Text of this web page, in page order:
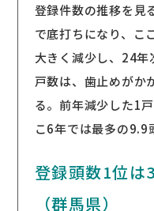
登録件数の推移を
で底打ちになり、こ
大きく減少し、24
戸数は、歯止めがか
る。前年減少した1
こ6年では最多の9.9
登録頭数1位は
（群馬県）